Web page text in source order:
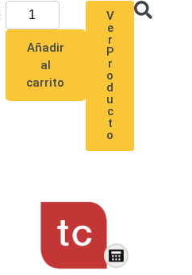
Añadir
al
carrito
V
e
r
P
r
o
d
u
c
t
o